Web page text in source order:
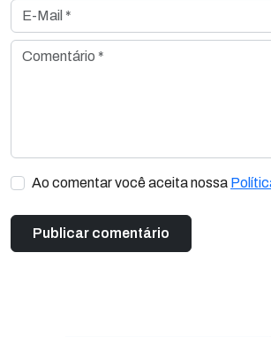
E-Mail *
Comentário *
Ao comentar você aceita nossa